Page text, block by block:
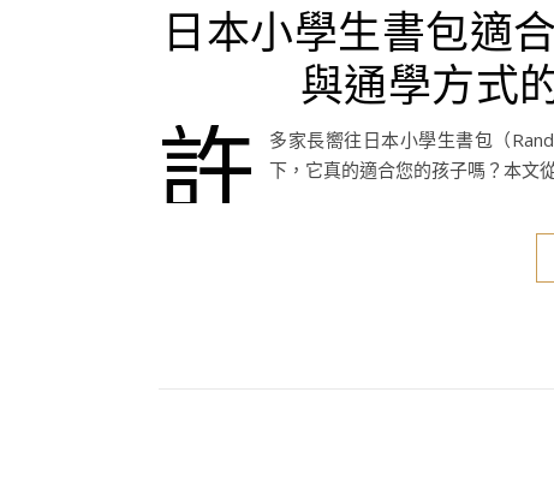
日本小學生書包適
與通學方式
許
多家長嚮往日本小學生書包（
下，它真的適合您的孩子嗎？本文